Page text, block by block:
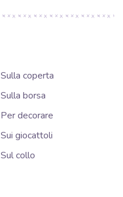
Sulla coperta
Sulla borsa
Per decorare
Sui giocattoli
Sul collo